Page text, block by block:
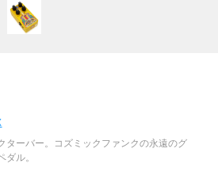
ターバー。コズミックファンクの永遠のグ
ダル。